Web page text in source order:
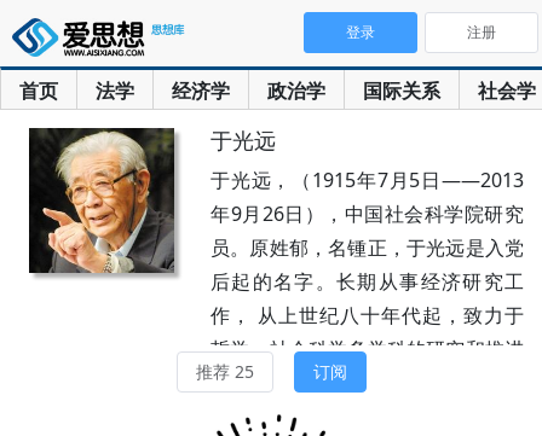
首页 法学 经济学 政治学 国际关系 社会学
登录 注册
于光远
于光远，（1915年7月5日——2013
年9月26日），中国社会科学院研究
员。原姓郁，名锺正，于光远是入党
后起的名字。长期从事经济研究工
作， 从上世纪八十年代起，致力于
哲学、社会科学多学科的研究和推进
其发展的组织活动，并积极参加多方
面的社会活动。历任中共中央图书馆
推荐 25 订阅